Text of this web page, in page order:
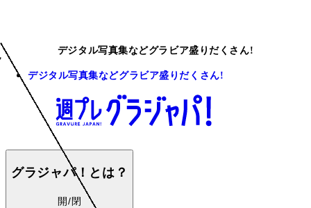
デジタル写真集などグラビア盛りだくさん!
デジタル写真集などグラビア盛りだくさん!
グラジャパ！とは？
開/閉